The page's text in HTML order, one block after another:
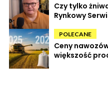
Czy tylko
Rynkowy
POLECANE
Ceny
większość